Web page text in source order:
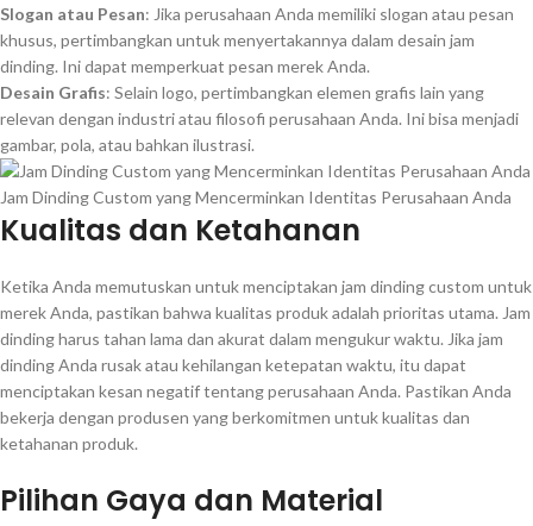
Slogan atau Pesan: Jika perusahaan Anda memiliki slogan atau pesan
khusus, pertimbangkan untuk menyertakannya dalam desain jam
dinding. Ini dapat memperkuat pesan merek Anda.
Desain Grafis: Selain logo, pertimbangkan elemen grafis lain yang
relevan dengan industri atau filosofi perusahaan Anda. Ini bisa menjadi
gambar, pola, atau bahkan ilustrasi.
Jam Dinding Custom yang Mencerminkan Identitas Perusahaan Anda
Kualitas dan Ketahanan
Ketika Anda memutuskan untuk menciptakan jam dinding custom untuk
merek Anda, pastikan bahwa kualitas produk adalah prioritas utama. Jam
dinding harus tahan lama dan akurat dalam mengukur waktu. Jika jam
dinding Anda rusak atau kehilangan ketepatan waktu, itu dapat
menciptakan kesan negatif tentang perusahaan Anda. Pastikan Anda
bekerja dengan produsen yang berkomitmen untuk kualitas dan
ketahanan produk.
Pilihan Gaya dan Material